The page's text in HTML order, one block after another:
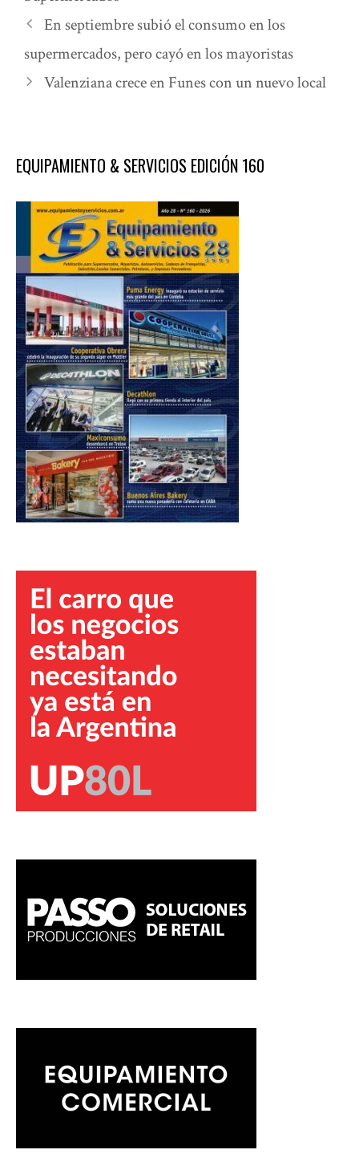
En septiembre subió el consumo en los
supermercados, pero cayó en los mayoristas
Valenziana crece en Funes con un nuevo local
EQUIPAMIENTO & SERVICIOS EDICIÓN 160